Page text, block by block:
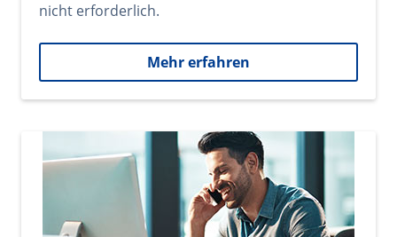
nicht erforderlich.
Mehr erfahren